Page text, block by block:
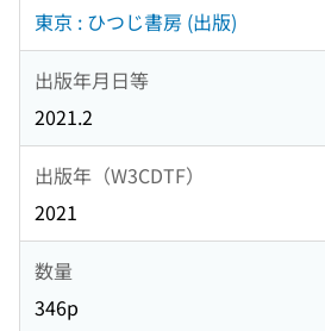
東京 : ひつじ書房 (出版)
出版年月日等
2021.2
出版年（W3CDTF）
2021
数量
346p